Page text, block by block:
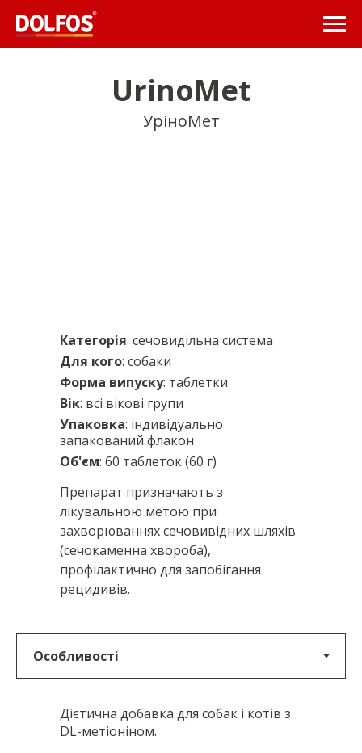
Препарат призначають з
лікувальною метою при
захворюваннях сечовивідних шляхів
(сечокаменна хвороба),
профілактично для запобігання
рецидивів.
UrinoMet
УріноМет
Категорія: cечовидільна система
Для кого: собаки
Форма випуску: таблетки
Вік: всі вікові групи
Упаковка: індивідуально
запакований флакон
Об'єм: 60 таблеток (60 г)
Дієтична добавка для собак і котів з
DL-метіоніном.